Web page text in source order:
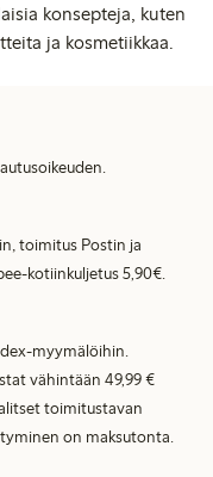
konsepteja, kuten
ja kosmetiikkaa.
toimitus Postin ja
kotiinkuljetus 5,90€.
myymälöihin.
vähintään 49,99 €
toimitustavan
on maksutonta.